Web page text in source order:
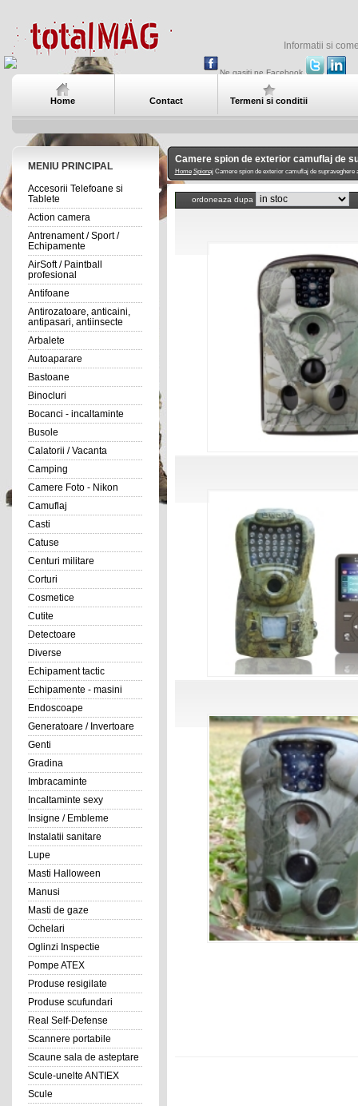
Informatii si
Ne gasiti pe Facebook
Home Contact Termeni si conditii
MENIU PRINCIPAL
Accesorii Telefoane si
Tablete
Action camera
Antrenament / Sport /
Echipamente
AirSoft / Paintball
profesional
Antifoane
Antirozatoare, anticaini,
antipasari, antiinsecte
Arbalete
Autoaparare
Bastoane
Binocluri
Bocanci - incaltaminte
Busole
Calatorii / Vacanta
Camping
Camere Foto - Nikon
Camuflaj
Casti
Catuse
Centuri militare
Corturi
Cosmetice
Cutite
Detectoare
Diverse
Echipament tactic
Echipamente - masini
Endoscoape
Generatoare / Invertoare
Genti
Gradina
Imbracaminte
Incaltaminte sexy
Insigne / Embleme
Instalatii sanitare
Lupe
Masti Halloween
Manusi
Masti de gaze
Ochelari
Oglinzi Inspectie
Pompe ATEX
Produse resigilate
Produse scufundari
Real Self-Defense
Scannere portabile
Scaune sala de asteptare
Scule-unelte ANTIEX
Scule
Camere spion de exterior camuflaj de
Home SpionajCamere spion de exterior camuflaj de supraveghere
ordoneaza dupa